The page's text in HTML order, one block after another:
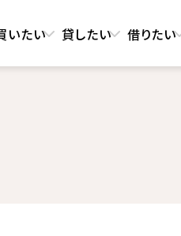
いたい 貸したい 借りたい